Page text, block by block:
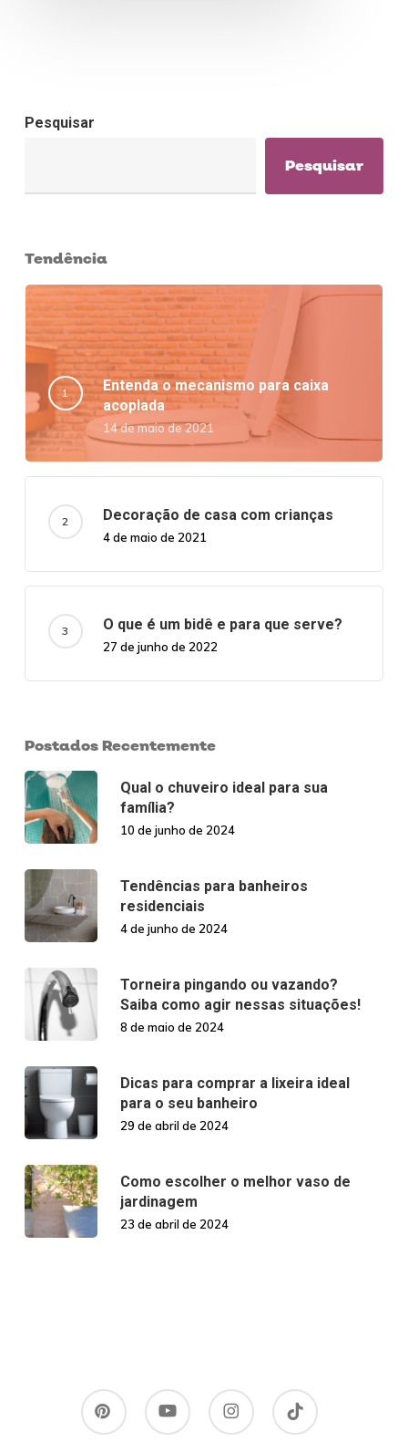
Pesquisar
Pesquisar
Tendência
Entenda o mecanismo para caixa
acoplada
14 de maio de 2021
Decoração de casa com crianças
4 de maio de 2021
O que é um bidê e para que serve?
27 de junho de 2022
Postados Recentemente
Qual o chuveiro ideal para sua
família?
10 de junho de 2024
Tendências para banheiros
residenciais
4 de junho de 2024
Torneira pingando ou vazando?
Saiba como agir nessas situações!
8 de maio de 2024
Dicas para comprar a lixeira ideal
para o seu banheiro
29 de abril de 2024
Como escolher o melhor vaso de
jardinagem
23 de abril de 2024
pinterest youtube instagram tiktok